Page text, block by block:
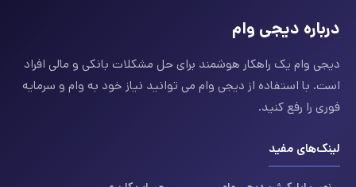
درباره دیجی وام
دیجی وام یک راهکار هوشمند برای حل مشکلات بانکی و مالی افراد
است. با استفاده از دیجی وام می توانید نیاز خود به وام و سرمایه
فوری را رفع کنید.
لینک‌های مفید